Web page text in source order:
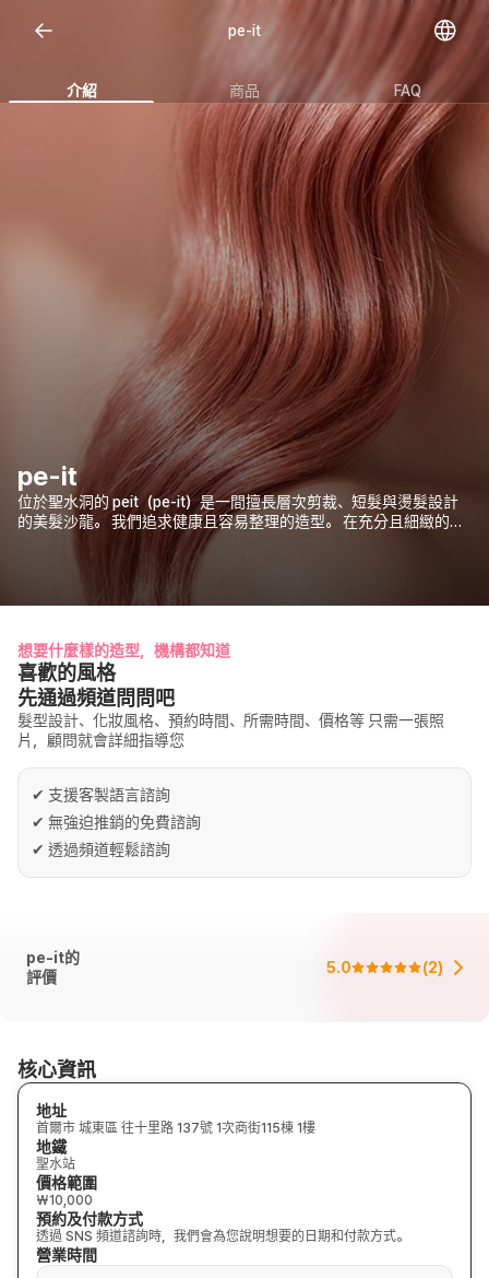
pe-it
介紹 商品 FAQ
pe-it
位於聖水洞的 peit（pe-it）是一間擅長層次剪裁、短髮與燙髮設計
的美髮沙龍。 我們追求健康且容易整理的造型。 在充分且細緻的諮
詢後，會依照每位顧客的頭型、臉型、髮質等進行個人化諮詢，並再
想要什麼樣的造型，機構都知道
喜歡的風格
先通過頻道問問吧
髮型設計、化妝風格、預約時間、所需時間、價格等 只需一張照
片，顧問就會詳細指導您
✔ 支援客製語言諮詢
✔ 無強迫推銷的免費諮詢
✔ 透過頻道輕鬆諮詢
pe-it的
評價
5.0 (2)
核心資訊
地址
首爾市 城東區 往十里路 137號 1次商街115棟 1樓
地鐵
聖水站
價格範圍
₩10,000
預約及付款方式
透過 SNS 頻道諮詢時，我們會為您說明想要的日期和付款方式。
營業時間